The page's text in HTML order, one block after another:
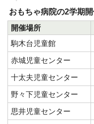
おもちゃ病院の2学期
開催場所
駒木台児童館
赤城児童センター
十太夫児童センター
野々下児童センター
思井児童センター